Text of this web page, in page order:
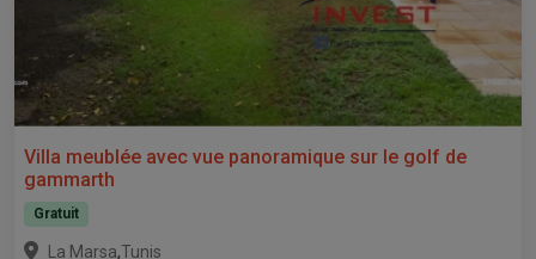
Villa meublée avec vue panoramique sur le golf de
gammarth
Gratuit
La Marsa,Tunis